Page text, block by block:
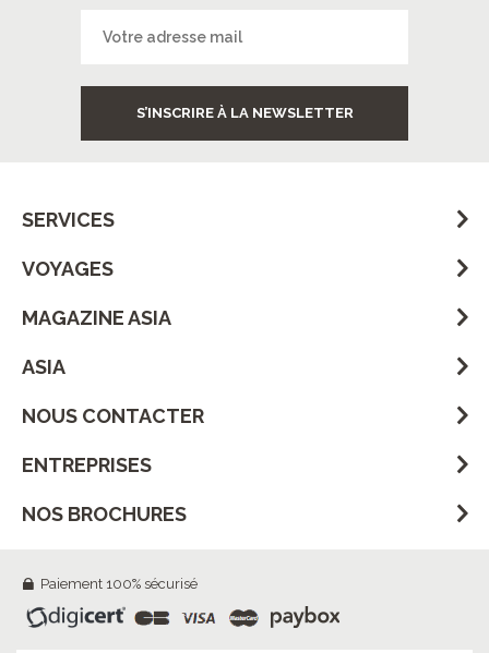
S’INSCRIRE À LA NEWSLETTER
SERVICES
VOYAGES
MAGAZINE ASIA
ASIA
NOUS CONTACTER
ENTREPRISES
NOS BROCHURES
Paiement 100% sécurisé